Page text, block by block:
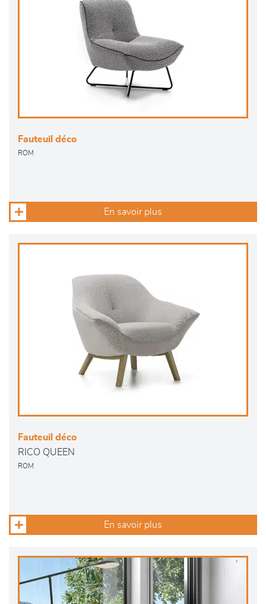
Fauteuil déco
ROM
En savoir plus
Fauteuil déco
RICO QUEEN
ROM
En savoir plus